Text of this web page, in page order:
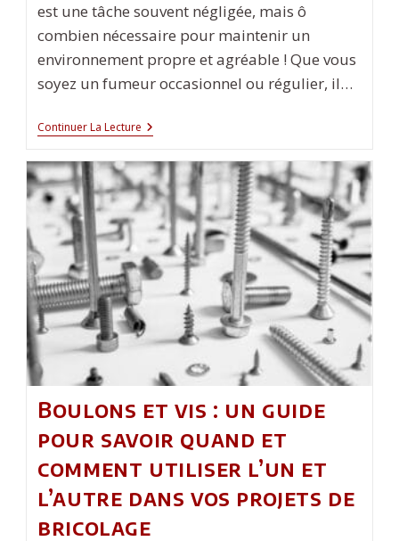
est une tâche souvent négligée, mais ô
combien nécessaire pour maintenir un
environnement propre et agréable ! Que vous
soyez un fumeur occasionnel ou régulier, il…
Continuer La Lecture Comment
Nettoyer
Votre
Cendrier
Intérieur
?
Boulons et vis : un guide
pour savoir quand et
comment utiliser l’un et
l’autre dans vos projets de
bricolage